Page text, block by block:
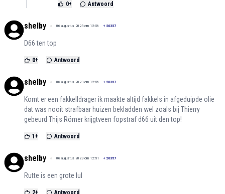
0+ Antwoord
shelby 06 augustus 2023 om 12:56 + 20357
D66 ten top
0+ Antwoord
shelby 06 augustus 2023 om 12:56 + 20357
Komt er een fakkelldrager ik maakte altijd fakkels in afgeduipde olie
dat was nooit strafbaar huizen bekladden wel zoals bij Thierry
gebeurd Thijs Römer krijgtveen fopstraf d66 uit den top!
1 + Antwoord
shelby 06 augustus 2023 om 12:51 + 20357
Rutte is een grote lul